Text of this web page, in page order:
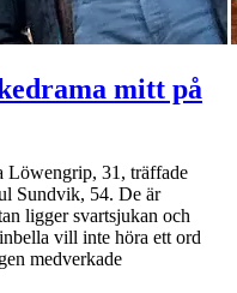
mitt på
Löwengrip, 31, träffade
Sundvik, 54. De är
ligger svartsjukan och
vill inte höra ett ord
medverkade